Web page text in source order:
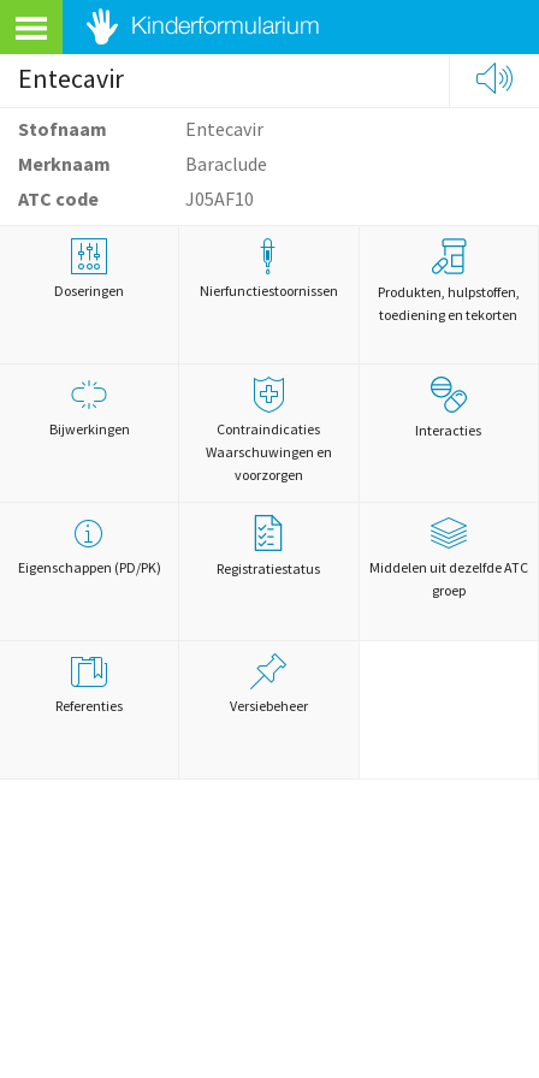
Entecavir
Stofnaam
Entecavir
Merknaam
Baraclude
ATC code
J05AF10
Doseringen Nierfunctiestoornissen
Produkten, hulpstoffen,
toediening en tekorten
Bijwerkingen
Contraindicaties
Waarschuwingen en
voorzorgen
Interacties
Eigenschappen (PD/PK) Registratiestatus
Middelen uit dezelfde ATC
groep
Referenties Versiebeheer